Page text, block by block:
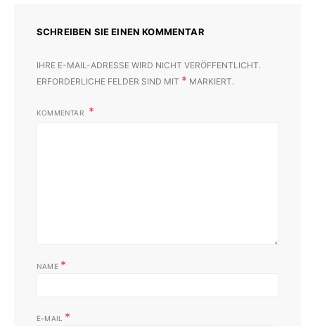
SCHREIBEN SIE EINEN KOMMENTAR
IHRE E-MAIL-ADRESSE WIRD NICHT VERÖFFENTLICHT.
ERFORDERLICHE FELDER SIND MIT * MARKIERT.
KOMMENTAR
NAME *
E-MAIL *